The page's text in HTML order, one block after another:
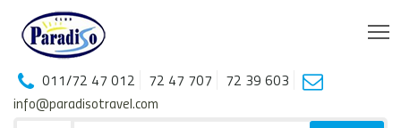
011/72 47 012 72 47 707
72 39 603
info@paradisotravel.com